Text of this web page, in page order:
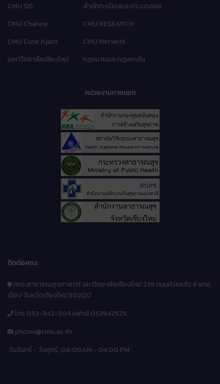
CMU SIS
CMU Channe
CMU Cute Ajarn
เมหาวิทยาลัยเชียงใหม่
สำนักทะเบียนและประมวลผล
CMU RESEARCH
CMU Network
กฎหมายและกฎมหาลัย
หน่วยงานภายนอก
ติดต่อคณะ
คณะสาธารณสุขศาสตร์ มหาวิทยาลัยเชียงใหม่ 239 ถนนห้วยแก้ว อำเภอ
เมือง จังหวัดเชียงใหม่ 50200
โทร 053-942-504 แฟกซ์ 053942525
phcmu@cmu.ac.th
วันจันทร์ - วันศุกร์, 08:00AM - 04:00 PM